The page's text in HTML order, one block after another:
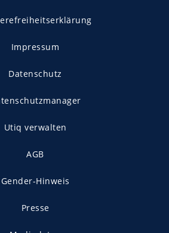
Impressum
Datenschutz
Utiq verwalten
AGB
Gender-Hinweis
Presse